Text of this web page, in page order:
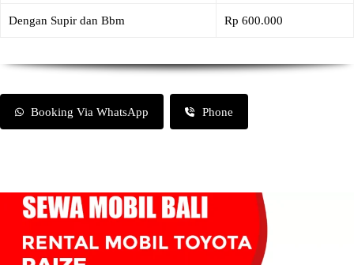
Dengan Supir dan Bbm Rp 600.000
Booking Via WhatsApp Phone